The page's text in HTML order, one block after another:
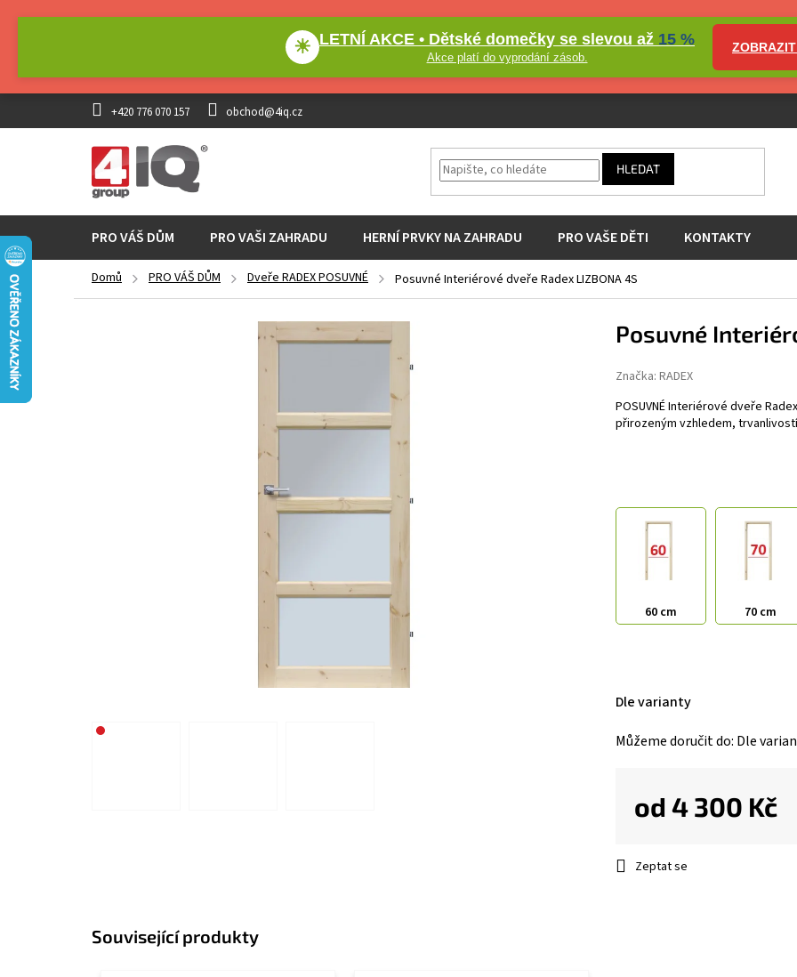
☀ LETNÍ AKCE • Dětské domečky se slevou až 15 %
Akce platí do vyprodání zásob.
+420 776 070 157 obchod@4iq.cz
HLEDAT
PRO VÁŠ DŮM PRO VAŠI ZAHRADU HERNÍ PRVKY NA ZAHRADU PRO VAŠE DĚTI KONTAKTY
Domů PRO VÁŠ DŮM Dveře RADEX POSUVNÉ Posuvné Interiérové dveře Radex LIZBONA 4S
60 cm 70 cm
POSUVNÉ Interiérové dveře
přirozeným vzhledem,
Zeptat se
Můžeme doručit do: Dle
Dle varianty
od 4 300 Kč
Posuvné
Značka: RADEX
Související produkty